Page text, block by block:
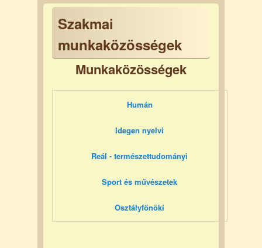
Szakmai
munkaközösségek
Munkaközösségek
Humán
Idegen nyelvi
Reál - természettudományi
Sport és művészetek
Osztályfőnöki